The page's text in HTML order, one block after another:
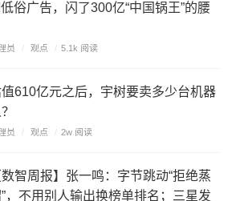
俗广告，闪了300亿“中国锅王”的腰
员 / 观点 / 5.1k 阅读
610亿元之后，宇树要卖多少台机器
员 / 观点 / 2w 阅读
数智周报】张一鸣：字节跳动“拒绝蒸
，不用别人输出换榜单排名；三星发